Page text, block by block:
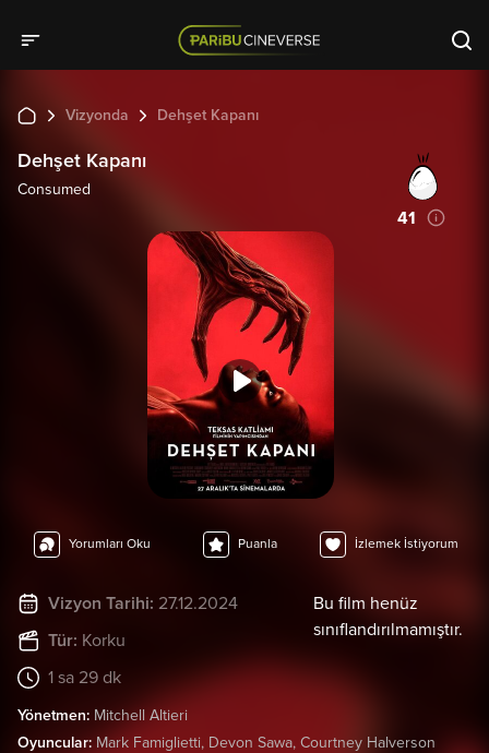
Vizyonda Dehşet Kapanı
Dehşet Kapanı
Consumed
41
Yorumları Oku Puanla İzlemek İstiyorum
Vizyon Tarihi: 27.12.2024
Tür: Korku
1 sa 29 dk
Bu film henüz
sınıflandırılmamıştır.
Yönetmen: Mitchell Altieri
Oyuncular: Mark Famiglietti, Devon Sawa, Courtney Halverson